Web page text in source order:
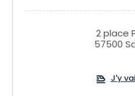
souvenirs de Saint-Avold
avec des listes
des parcs d'attractions,
2 place
57500
J'y